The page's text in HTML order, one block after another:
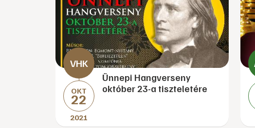
OKT
22
2021
Ünnepi Hangverseny
október 23-a tiszteletére